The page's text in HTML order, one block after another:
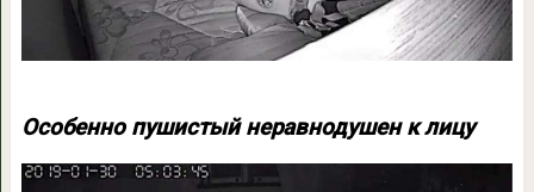
Особенно пушистый неравнодушен к лицу